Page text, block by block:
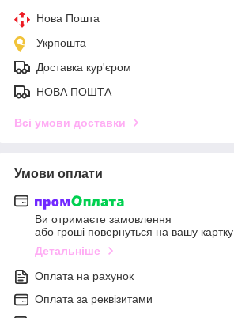
Нова Пошта
Укрпошта
Доставка кур'єром
НОВА ПОШТА
Всі умови доставки
Умови оплати
Ви отримаєте замовлення
або гроші повернуться на вашу картку
Детальніше
Оплата на рахунок
Оплата за реквізитами